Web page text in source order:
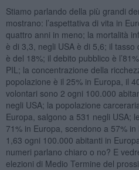
Stiamo parlando della più grandi
mostrano: l’aspettativa di vita in
quattro anni in meno; la mortalità
è di 3,3, negli USA è di 5,6; il
è del 18%; il debito pubblico è
PIL; la concentrazione della
popolazione è il 25% in Europa, il
volontari sono 2 ogni 100.000
negli USA; la popolazione
Europa, salgono a 531 negli USA;
71% in Europa, scendono a 57%
1,63 ogni 100.000 abitanti in
numeri parlano chiaro o no? E
elezioni di Medio Termine del